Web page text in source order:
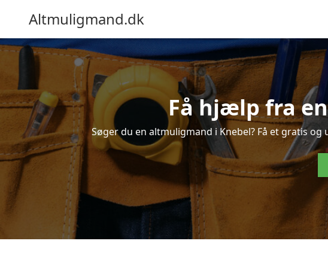
Altmuligmand.dk
Få hjælp fra
Søger du en altmuligmand i Knebel? Få et gratis